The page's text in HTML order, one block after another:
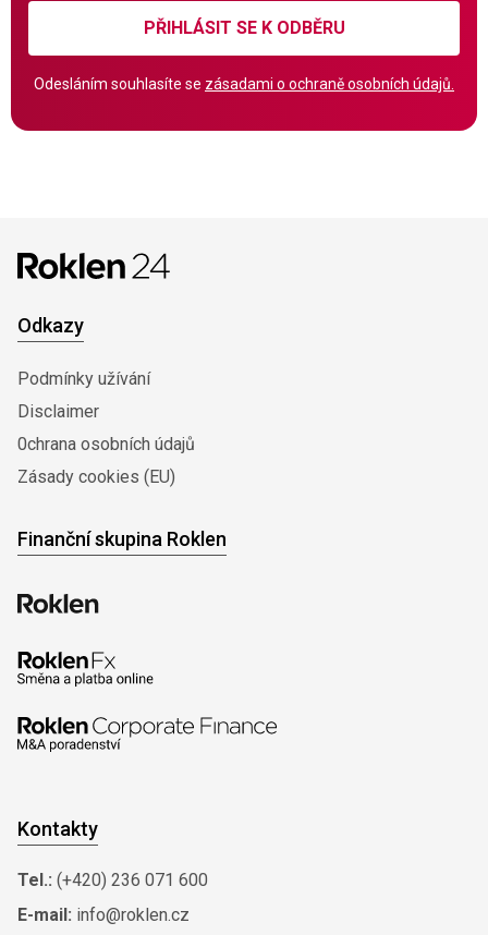
PŘIHLÁSIT SE K ODBĚRU
Odesláním souhlasíte se zásadami o ochraně osobních údajů.
Odkazy
Podmínky užívání
Disclaimer
0chrana osobních údajů
Zásady cookies (EU)
Finanční skupina Roklen
Kontakty
Tel.: (+420) 236 071 600
E-mail: info@roklen.cz